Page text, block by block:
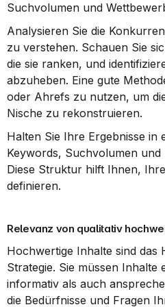
Suchvolumen und
Analysieren Sie die
zu verstehen. Schauen Sie
die sie ranken, und
abzuheben. Eine gute
oder Ahrefs zu nutzen, um
Nische zu rekonstruieren.
Halten Sie Ihre Ergebnisse in
Keywords, Suchvolumen
Diese Struktur hilft Ihnen,
definieren.
Relevanz von qualitativ
Hochwertige Inhalte sind das
Strategie. Sie müssen Inhalte
informativ als auch
die Bedürfnisse und Fragen